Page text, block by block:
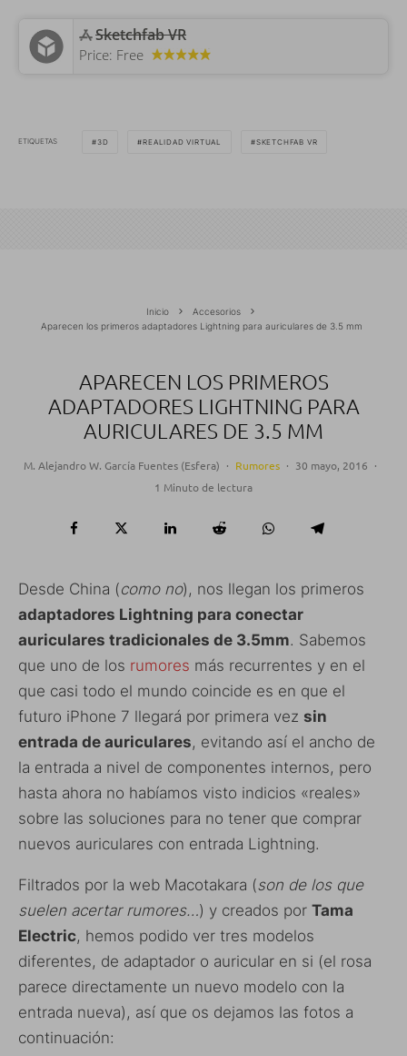
Sketchfab VR
Price: Free
ETIQUETAS 3D REALIDAD VIRTUAL SKETCHFAB VR
Inicio
Accesorios
Aparecen los primeros adaptadores Lightning para auriculares de 3.5 mm
APARECEN LOS PRIMEROS
ADAPTADORES LIGHTNING PARA
AURICULARES DE 3.5 MM
M. Alejandro W. García Fuentes (Esfera) · Rumores · 30 mayo, 2016 ·
1 Minuto de lectura
Desde China (como no), nos llegan los primeros
adaptadores Lightning para conectar
auriculares tradicionales de 3.5mm. Sabemos
que uno de los rumores más recurrentes y en el
que casi todo el mundo coincide es en que el
futuro iPhone 7 llegará por primera vez sin
entrada de auriculares, evitando así el ancho de
la entrada a nivel de componentes internos, pero
hasta ahora no habíamos visto indicios «reales»
sobre las soluciones para no tener que comprar
nuevos auriculares con entrada Lightning.
Filtrados por la web Macotakara (son de los que
suelen acertar rumores…) y creados por Tama
Electric, hemos podido ver tres modelos
diferentes, de adaptador o auricular en si (el rosa
parece directamente un nuevo modelo con la
entrada nueva), así que os dejamos las fotos a
continuación: